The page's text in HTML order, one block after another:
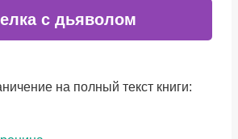
с дьяволом
на полный текст книги: